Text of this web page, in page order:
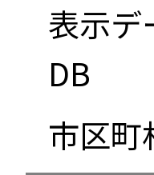
表示デ
DB
市区町